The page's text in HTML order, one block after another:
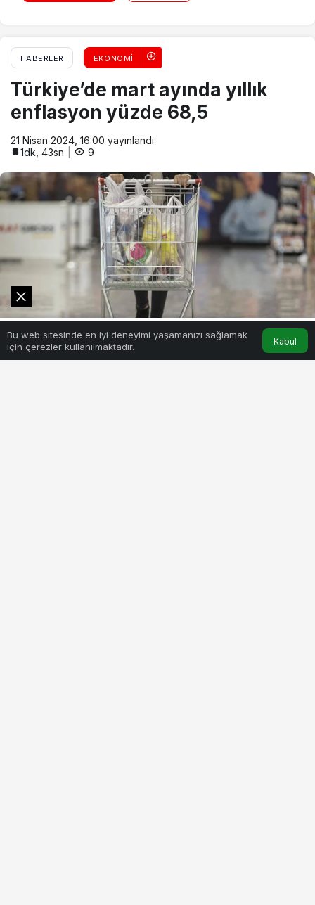
HABERLER EKONOMI
Türkiye’de mart ayında yıllık
enflasyon yüzde 68,5
21 Nisan 2024, 16:00 yayınlandı
1dk, 43sn
9
Bu web sitesinde en iyi deneyimi yaşamanızı sağlamak
için çerezler kullanılmaktadır.
Kabul
Akış Hesabım
0